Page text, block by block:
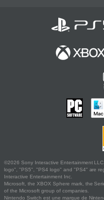
©2026 Sony Interactive Entertainment
logo", "PS5", "PS4 logo" and "PS4" are
Interactive Entertainment Inc.
Microsoft, the XBOX Sphere mark, the
of the Microsoft group of companies.
Nintendo Switch est une marque de